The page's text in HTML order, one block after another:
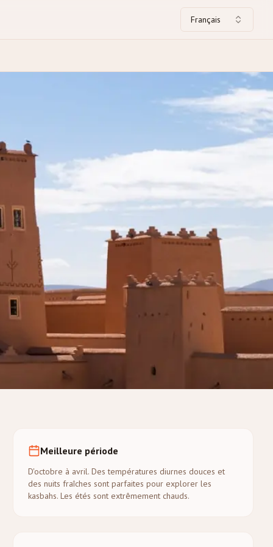
Français
Meilleure période
D'octobre à avril. Des températures diurnes douces et
des nuits fraîches sont parfaites pour explorer les
kasbahs. Les étés sont extrêmement chauds.